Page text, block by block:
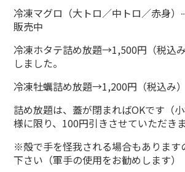
冷凍マグロ（大トロ／中トロ／赤身
販売中
冷凍ホタテ詰め放題→1,500円（税
しました。
冷凍牡蠣詰め放題→1,200円（税込み）
詰め放題は、蓋が閉まればOKです（
様に限り、100円引きさせていただきま
※殻で手を怪我される場合もあります
下さい（軍手の使用をお勧めします）